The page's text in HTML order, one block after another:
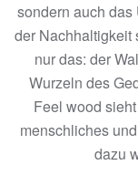
sondern auch
der Nachhaltigkeit
nur das: der
Wurzeln des
Feel wood
menschliches
dazu